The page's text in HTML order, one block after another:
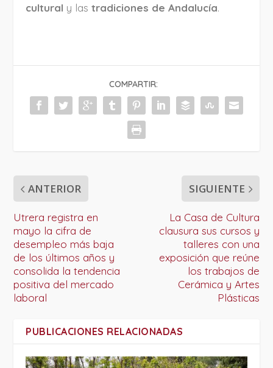
cultural y lastradiciones de Andalucía.
COMPARTIR:
ANTERIOR
Utrera registra en
mayo la cifra de
desempleo más baja
de los últimos años y
consolida la tendencia
positiva del mercado
laboral
SIGUIENTE
La Casa de Cultura
clausura sus cursos y
talleres con una
exposición que reúne
los trabajos de
Cerámica y Artes
Plásticas
PUBLICACIONES RELACIONADAS